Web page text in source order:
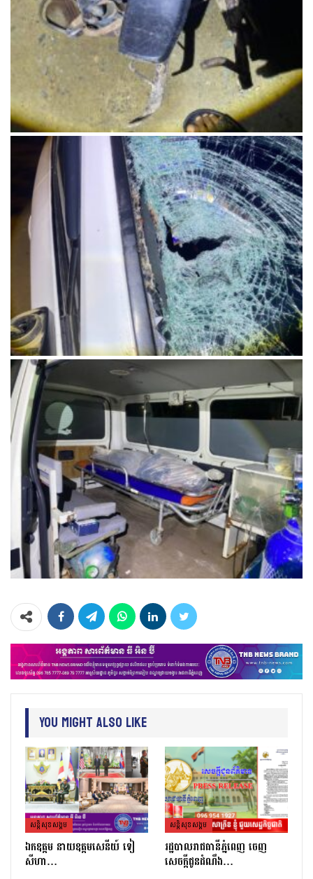
You Might Also Like
សន្តិសុខសង្គម
ឯកឧត្តម នាយឧត្តមសេនីយ៍ ទៀ
សីហា…
សន្តិសុខសង្គម
រដ្ឋបាលរាជធានីភ្នំពេញ ចេញ
សេចក្តីជូនដំណឹង…